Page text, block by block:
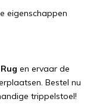
eigenschappen
en ervaar de
Bestel nu
trippelstoel!